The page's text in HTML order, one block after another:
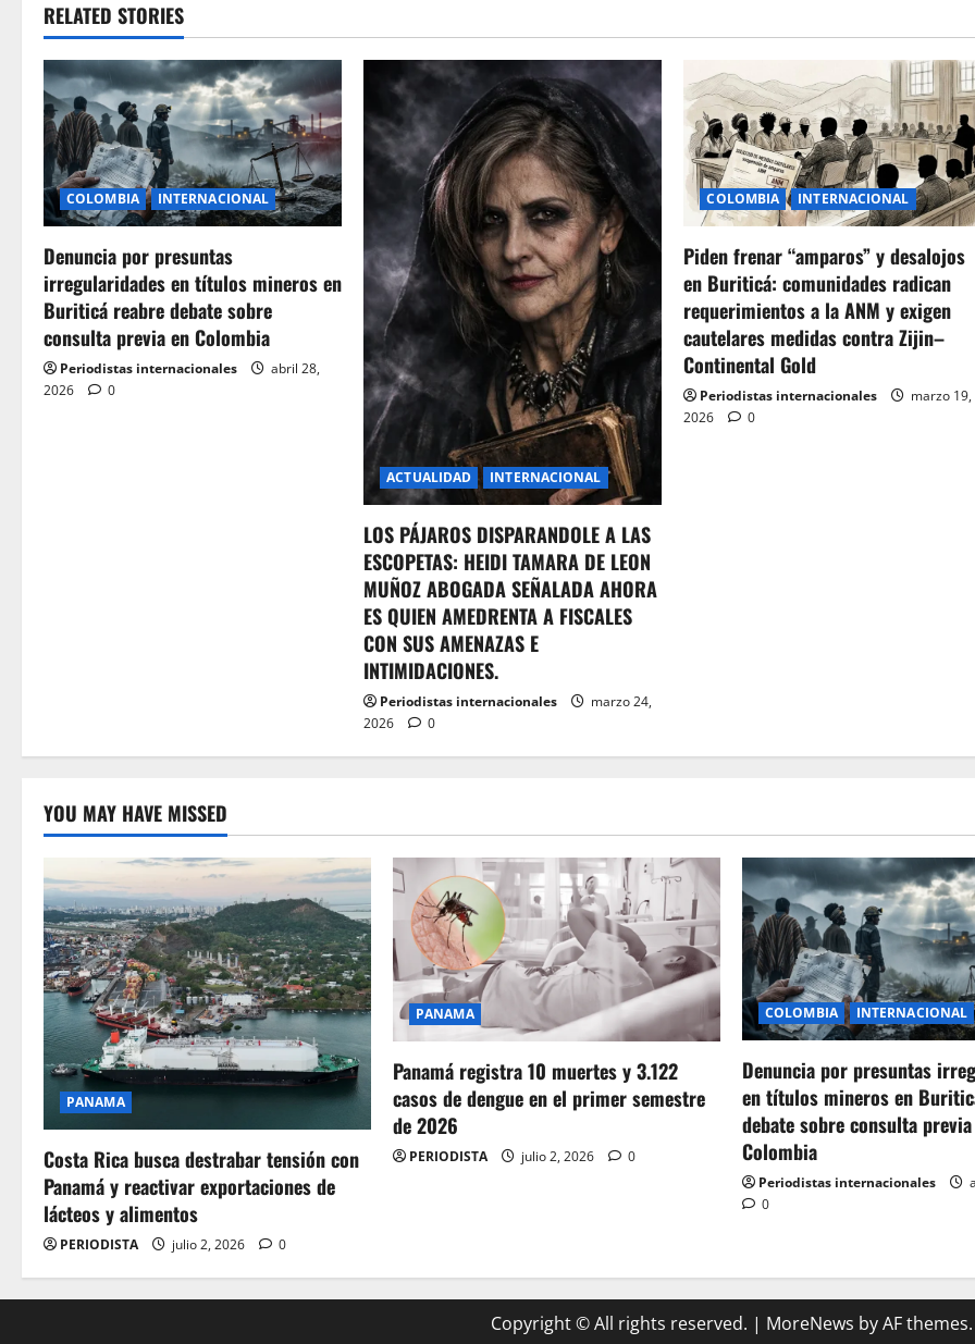
n
a
v
i
g
a
t
i
o
RELATED STORIES
COLOMBIA INTERNACIONAL
Denuncia por presuntas
irregularidades en títulos mineros en
Buriticá reabre debate sobre
consulta previa en Colombia
Periodistas internacionales
abril 28,
2026
0
ACTUALIDAD INTERNACIONAL
LOS PÁJAROS DISPARANDOLE A LAS
ESCOPETAS: HEIDI TAMARA DE LEON
MUÑOZ ABOGADA SEÑALADA AHORA
ES QUIEN AMEDRENTA A FISCALES
CON SUS AMENAZAS E
INTIMIDACIONES.
Periodistas internacionales
marzo 24,
2026
0
COLOMBIA INTERNACIONAL
Piden frenar “amparos” y desalojos
en Buriticá: comunidades radican
requerimientos a la ANM y exigen
cautelares medidas contra Zijin–
Continental Gold
Periodistas internacionales
marzo 19,
2026
0
YOU MAY HAVE MISSED
PANAMA
Costa Rica busca destrabar tensión con
Panamá y reactivar exportaciones de
lácteos y alimentos
PERIODISTA julio 2, 2026 0
PANAMA
Panamá registra 10 muertes y 3.122
casos de dengue en el primer semestre
de 2026
PERIODISTA julio 2, 2026 0
COLOMBIA INTERNACIONAL
Denuncia por presuntas
en títulos mineros en
debate sobre consulta
Colombia
Periodistas internacionales
0
Copyright © All rights reserved. | MoreNews by AF themes.